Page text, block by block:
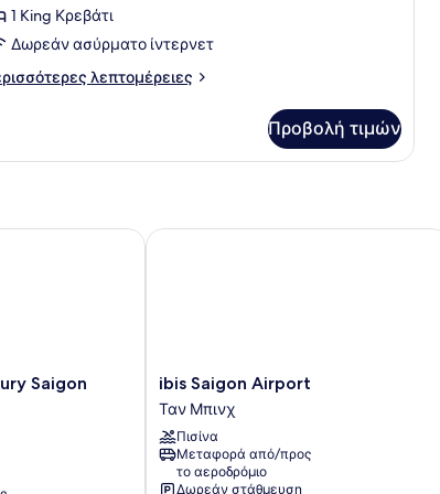
1 King Κρεβάτι
Δωρεάν ασύρματο ίντερνετ
λεπτομέρειες
Προβολή τιμών
Saigon
Saigon Hotel
ibis
Saigon
Airport
Ταν
Μπινχ
ibis Saigon Airport
Ταν Μπινχ
Πισίνα
Μεταφορά από/προς
το αεροδρόμιο
Δωρεάν στάθμευση
ibis Saigon Airport